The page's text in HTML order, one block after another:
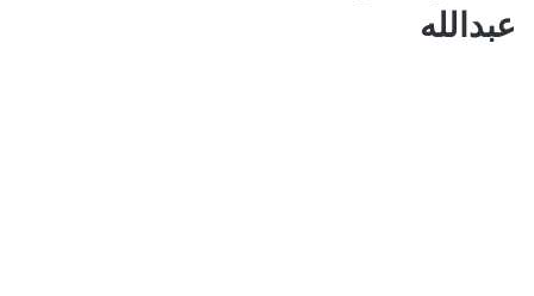
عبدالله